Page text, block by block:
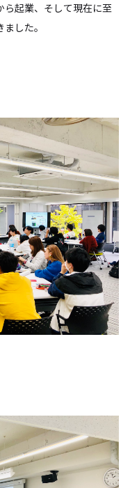
ら起業、そして現在に至
した。